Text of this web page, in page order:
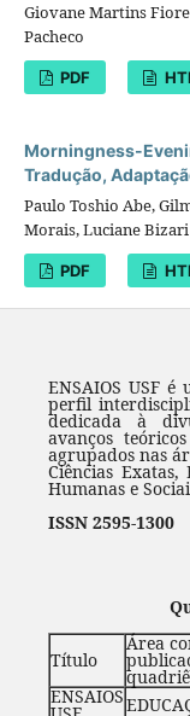
Giovane Martins
Pacheco
PDF
Morningness-
Tradução,
Paulo Toshio Abe,
Morais, Luciane
PDF
ENSAIOS USF
perfil
dedicada à
avanços
agrupados nas
Ciências Exatas,
Humanas e
ISSN 2595-1300
Título
Área
ENSAIOS